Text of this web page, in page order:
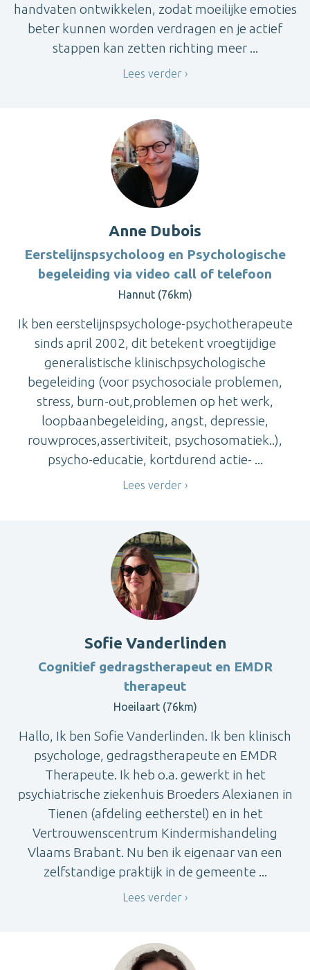
handvaten ontwikkelen, zodat moeilijke emoties
beter kunnen worden verdragen en je actief
stappen kan zetten richting meer ...
Lees verder
Anne Dubois
Eerstelijnspsycholoog en Psychologische
begeleiding via video call of telefoon
Hannut (76km)
Ik ben eerstelijnspsychologe-psychotherapeute
sinds april 2002, dit betekent vroegtijdige
generalistische klinischpsychologische
begeleiding (voor psychosociale problemen,
stress, burn-out,problemen op het werk,
loopbaanbegeleiding, angst, depressie,
rouwproces,assertiviteit, psychosomatiek..),
psycho-educatie, kortdurend actie- ...
Lees verder
Sofie Vanderlinden
Cognitief gedragstherapeut en EMDR
therapeut
Hoeilaart (76km)
Hallo, Ik ben Sofie Vanderlinden. Ik ben klinisch
psychologe, gedragstherapeute en EMDR
Therapeute. Ik heb o.a. gewerkt in het
psychiatrische ziekenhuis Broeders Alexianen in
Tienen (afdeling eetherstel) en in het
Vertrouwenscentrum Kindermishandeling
Vlaams Brabant. Nu ben ik eigenaar van een
zelfstandige praktijk in de gemeente ...
Lees verder